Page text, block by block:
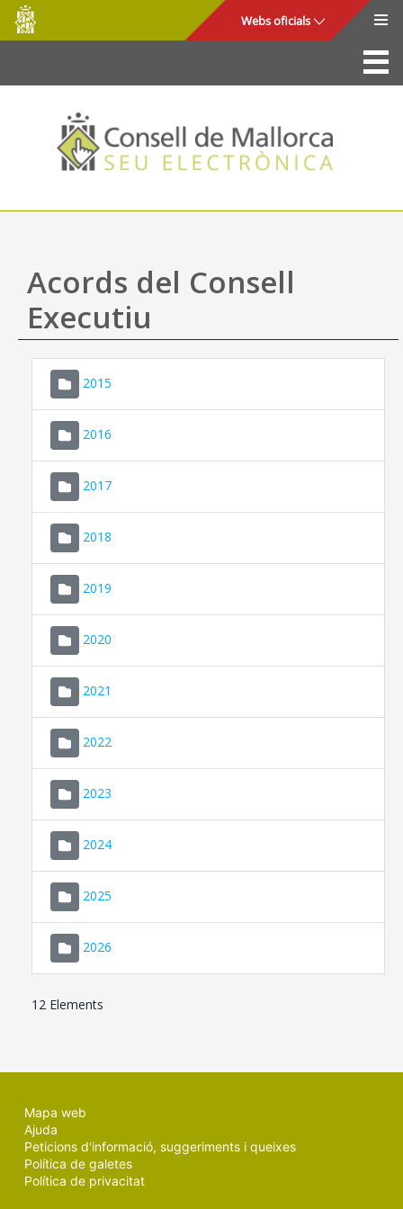
Salta al contingut principal
Consell
de
Mallorca
Webs oficials
La Seu
Consell de Mallorca
Accés i seguretat
Utilitats
Ajuda
Acords del Consell
Executiu
2015
2016
2017
2018
2019
2020
2021
2022
2023
2024
2025
2026
12 Elements
Mapa web
Ajuda
Peticions d'informació, suggeriments i queixes
Política de galetes
Política de privacitat